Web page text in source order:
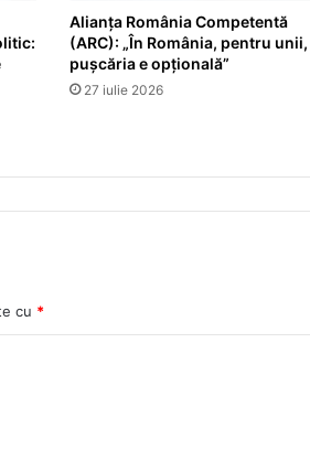
Alianța România Competentă
(ARC): „În România, pentru unii,
pușcăria e opțională”
27 iulie 2026
cu *